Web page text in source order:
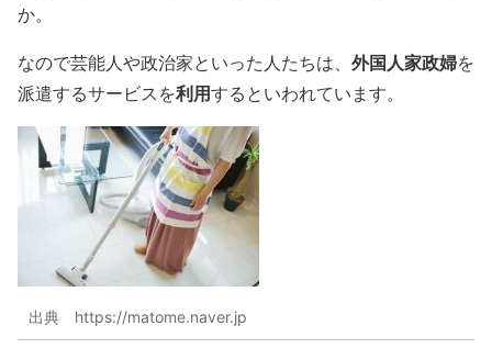
か。
なので芸能人や政治家といった人たちは、 外国人家政婦を
派遣するサービスを利用するといわれています。
出典 https://matome.naver.jp